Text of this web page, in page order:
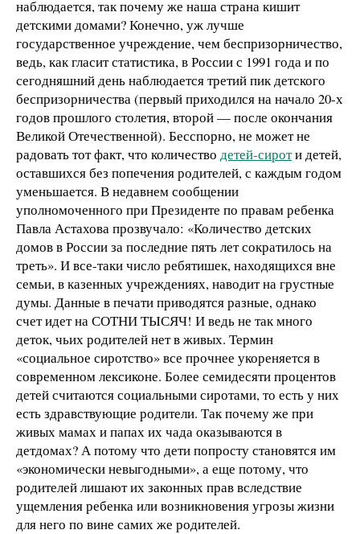
наблюдается, так почему же наша страна кишит
детскими домами? Конечно, уж лучше
государственное учреждение, чем беспризорничество,
ведь, как гласит статистика, в России с 1991 года и по
сегодняшний день наблюдается третий пик детского
беспризорничества (первый приходился на начало 20-х
годов прошлого столетия, второй — после окончания
Великой Отечественной). Бесспорно, не может не
радовать тот факт, что количество детей-сироти детей,
оставшихся без попечения родителей, с каждым годом
уменьшается. В недавнем сообщении
уполномоченного при Президенте по правам ребенка
Павла Астахова прозвучало: «Количество детских
домов в России за последние пять лет сократилось на
треть». И все-таки число ребятишек, находящихся вне
семьи, в казенных учреждениях, наводит на грустные
думы. Данные в печати приводятся разные, однако
счет идет на СОТНИ ТЫСЯЧ! И ведь не так много
деток, чьих родителей нет в живых. Термин
«социальное сиротство» все прочнее укореняется в
современном лексиконе. Более семидесяти процентов
детей считаются социальными сиротами, то есть у них
есть здравствующие родители. Так почему же при
живых мамах и папах их чада оказываются в
детдомах? А потому что дети попросту становятся им
«экономически невыгодными», а еще потому, что
родителей лишают их законных прав вследствие
ущемления ребенка или возникновения угрозы жизни
для него по вине самих же родителей.